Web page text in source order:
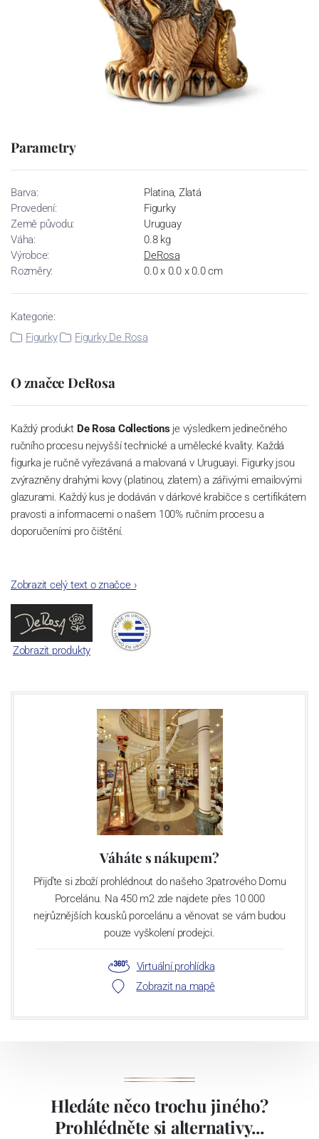
Parametry
Barva:
Platina, Zlatá
Provedení:
Figurky
Země původu:
Uruguay
Váha:
0.8 kg
Výrobce:
DeRosa
Rozměry:
0.0 x 0.0 x 0.0 cm
Kategorie:
Figurky
Figurky De Rosa
O značce DeRosa
Každý produkt De Rosa Collections je výsledkem jedinečného
ručního procesu nejvyšší technické a umělecké kvality. Každá
figurka je ručně vyřezávaná a malovaná v Uruguayi. Figurky jsou
zvýrazněny drahými kovy (platinou, zlatem) a zářivými emailovými
glazurami. Každý kus je dodáván v dárkové krabičce s certifikátem
pravosti a informacemi o našem 100% ručním procesu a
doporučeními pro čištění.
Zobrazit celý text o značce›
Zobrazit produkty
Váháte s nákupem?
Přijďte si zboží prohlédnout do našeho 3patrového Domu
Porcelánu. Na 450 m2 zde najdete přes 10 000
nejrůznějších kousků porcelánu a věnovat se vám budou
pouze vyškolení prodejci.
Virtuální prohlídka
Zobrazit na mapě
Hledáte něco trochu jiného?
Prohlédněte si alternativy...